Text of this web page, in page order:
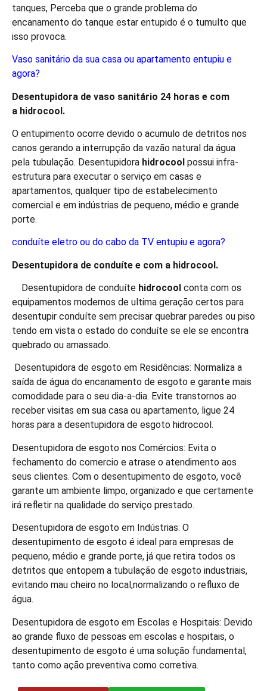
tanques, Perceba que o grande problema do
encanamento do tanque estar entupido é o tumulto que
isso provoca.
Vaso sanitário da sua casa ou apartamento entupiu e
agora?
Desentupidora de vaso sanitário 24 horas e com
a hidrocool.
O entupimento ocorre devido o acumulo de detritos nos
canos gerando a interrupção da vazão natural da água
pela tubulação. Desentupidora hidrocool possui infra-
estrutura para executar o serviço em casas e
apartamentos, qualquer tipo de estabelecimento
comercial e em indústrias de pequeno, médio e grande
porte.
conduíte eletro ou do cabo da TV entupiu e agora?
Desentupidora de conduíte e com a hidrocool.
Desentupidora de conduíte hidrocool conta com os
equipamentos modernos de ultima geração certos para
desentupir conduíte sem precisar quebrar paredes ou piso
tendo em vista o estado do conduíte se ele se encontra
quebrado ou amassado.
Desentupidora de esgoto em Residências: Normaliza a
saída de água do encanamento de esgoto e garante mais
comodidade para o seu dia-a-dia. Evite transtornos ao
receber visitas em sua casa ou apartamento, ligue 24
horas para a desentupidora de esgoto hidrocool.
Desentupidora de esgoto nos Comércios: Evita o
fechamento do comercio e atrase o atendimento aos
seus clientes. Com o desentupimento de esgoto, você
garante um ambiente limpo, organizado e que certamente
irá refletir na qualidade do serviço prestado.
Desentupidora de esgoto em Indústrias: O
desentupimento de esgoto é ideal para empresas de
pequeno, médio e grande porte, já que retira todos os
detritos que entopem a tubulação de esgoto industriais,
evitando mau cheiro no local,normalizando o refluxo de
água.
Desentupidora de esgoto em Escolas e Hospitais: Devido
ao grande fluxo de pessoas em escolas e hospitais, o
desentupimento de esgoto é uma solução fundamental,
tanto como ação preventiva como corretiva.